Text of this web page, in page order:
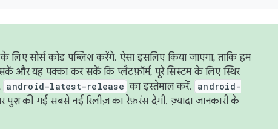
लिए सोर्स कोड पब्लिश करेंगे. ऐसा इसलिए किया जाएगा, ताकि हम
और यह पक्का कर सकें कि प्लैटफ़ॉर्म, पूरे सिस्टम के लिए स्थिर
android-latest-release का इस्तेमाल करें. android-
पुश की गई सबसे नई रिलीज़ का रेफ़रंस देगी. ज़्यादा जानकारी के